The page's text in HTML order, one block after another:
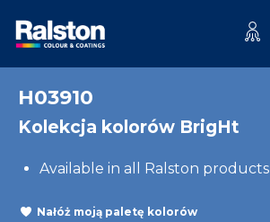
H03910
Kolekcja kolorów BrigHt
Available in all Ralston products
Nałóż moją paletę kolorów